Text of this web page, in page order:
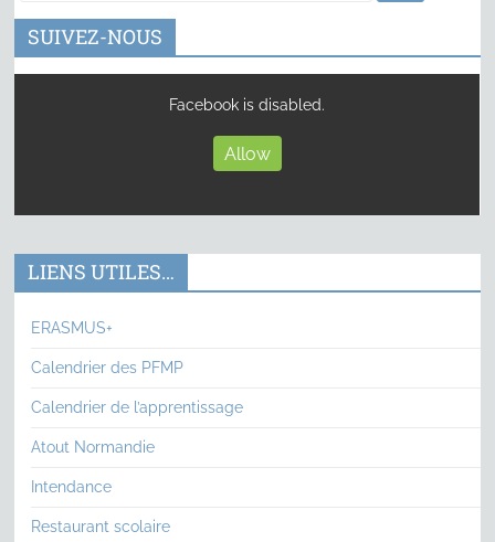
SUIVEZ-NOUS
Facebook is disabled.
Allow
LIENS UTILES…
ERASMUS+
Calendrier des PFMP
Calendrier de l’apprentissage
Atout Normandie
Intendance
Restaurant scolaire